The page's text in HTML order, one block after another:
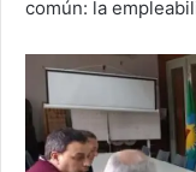
común: la